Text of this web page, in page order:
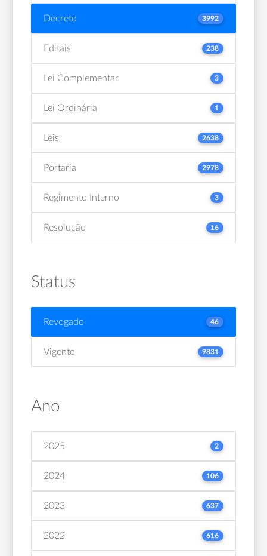
Decreto 3992
Editais 238
Lei Complementar 3
Lei Ordinária 1
Leis 2638
Portaria 2978
Regimento Interno 3
Resolução 16
Status
Revogado 46
Vigente 9831
Ano
2025 2
2024 106
2023 637
2022 616